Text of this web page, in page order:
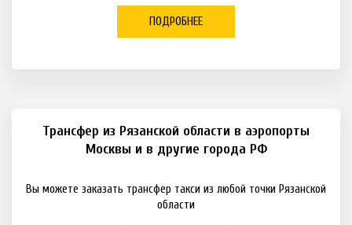
ПОДРОБНЕЕ
Трансфер из Рязанской области в аэропорты
Москвы и в другие города РФ
Вы можете заказать трансфер такси из любой точки Рязанской
области